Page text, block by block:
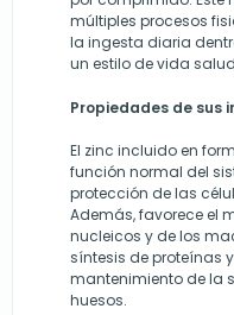
múltiples procesos
la ingesta diaria
un estilo de vida
Propiedades de sus
El zinc incluido en
función normal del
protección de las
Además, favorece el
nucleicos y de los
síntesis de proteínas
mantenimiento de la
huesos.